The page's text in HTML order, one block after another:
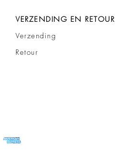
VERZENDING EN RETOUR
Verzending
Retour